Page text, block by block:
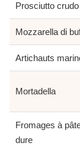
Prosciutto crudo
Mozzarella di
Artichauts
Mortadella
Fromages à
dure